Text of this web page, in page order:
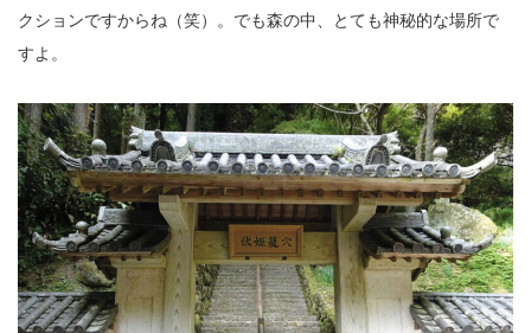
クションですからね（笑）。でも森の中、とても神秘的な場所で
すよ。